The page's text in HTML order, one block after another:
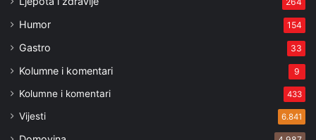
Humor 154
Gastro 33
Kolumne i komentari 9
Kolumne i komentari 433
Vijesti 6.841